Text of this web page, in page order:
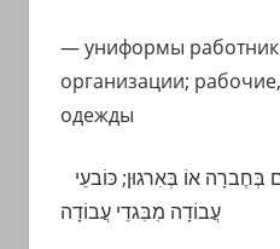
— униформы
организации;
одежды
בְּחֶברָה אוֹ בְּאִרגוּן; כּוֹבעֵי
עֲבוֹדָה מִבִּגדֵי עֲבוֹדָה